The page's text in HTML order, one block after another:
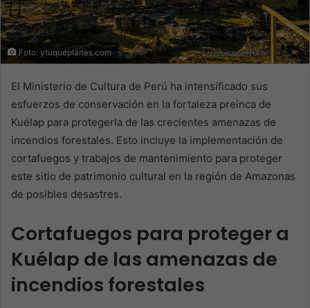
Foto: ytuqueplanes.com
El Ministerio de Cultura de Perú ha intensificado sus
esfuerzos de conservación en la fortaleza preinca de
Kuélap para protegerla de las crecientes amenazas de
incendios forestales. Esto incluye la implementación de
cortafuegos y trabajos de mantenimiento para proteger
este sitio de patrimonio cultural en la región de Amazonas
de posibles desastres.
Cortafuegos para proteger a
Kuélap de las amenazas de
incendios forestales